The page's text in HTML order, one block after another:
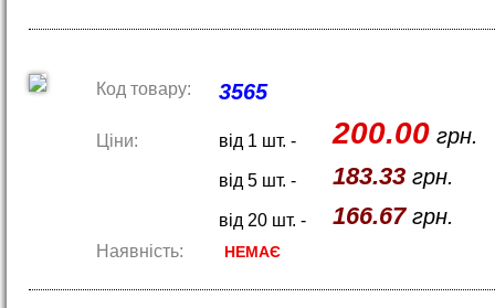
Код товару: 3565
Ціни: від 1 шт. - 200.00грн.
від 5 шт. - 183.33грн.
від 20 шт. - 166.67грн.
Наявність: НЕМАЄ